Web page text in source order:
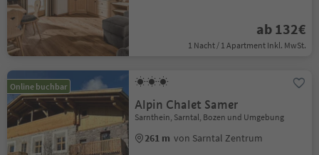
ab 132€
1 Nacht / 1 Apartment Inkl. MwSt.
Online buchbar
Alpin Chalet Samer
Sarnthein, Sarntal, Bozen und Umgebung
261 m von Sarntal Zentrum